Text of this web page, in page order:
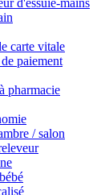
d'essuie-mains
carte vitale
paiement
pharmacie
/ salon